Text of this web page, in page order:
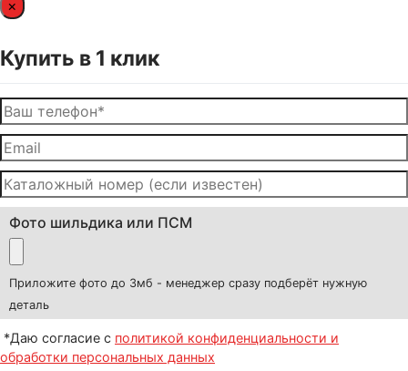
×
Купить в 1 клик
Фото шильдика или ПСМ
Приложите фото до 3мб - менеджер сразу подберёт нужную
деталь
*Даю согласие с политикой конфиденциальности и
обработки персональных данных